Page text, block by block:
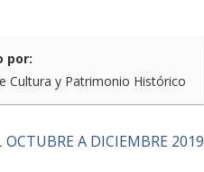
por:
Cultura y Patrimonio Histórico
OCTUBRE A DICIEMBRE 2019